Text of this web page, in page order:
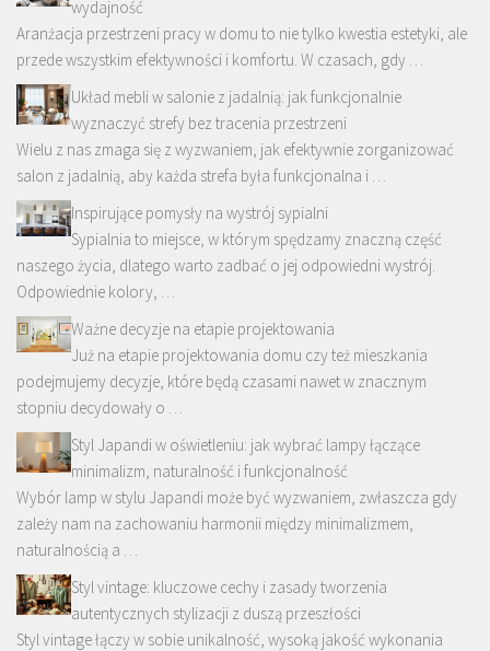
wydajność
Aranżacja przestrzeni pracy w domu to nie tylko kwestia estetyki, ale
przede wszystkim efektywności i komfortu. W czasach, gdy …
Układ mebli w salonie z jadalnią: jak funkcjonalnie
wyznaczyć strefy bez tracenia przestrzeni
Wielu z nas zmaga się z wyzwaniem, jak efektywnie zorganizować
salon z jadalnią, aby każda strefa była funkcjonalna i …
Inspirujące pomysły na wystrój sypialni
Sypialnia to miejsce, w którym spędzamy znaczną część
naszego życia, dlatego warto zadbać o jej odpowiedni wystrój.
Odpowiednie kolory, …
Ważne decyzje na etapie projektowania
Już na etapie projektowania domu czy też mieszkania
podejmujemy decyzje, które będą czasami nawet w znacznym
stopniu decydowały o …
Styl Japandi w oświetleniu: jak wybrać lampy łączące
minimalizm, naturalność i funkcjonalność
Wybór lamp w stylu Japandi może być wyzwaniem, zwłaszcza gdy
zależy nam na zachowaniu harmonii między minimalizmem,
naturalnością a …
Styl vintage: kluczowe cechy i zasady tworzenia
autentycznych stylizacji z duszą przeszłości
Styl vintage łączy w sobie unikalność, wysoką jakość wykonania